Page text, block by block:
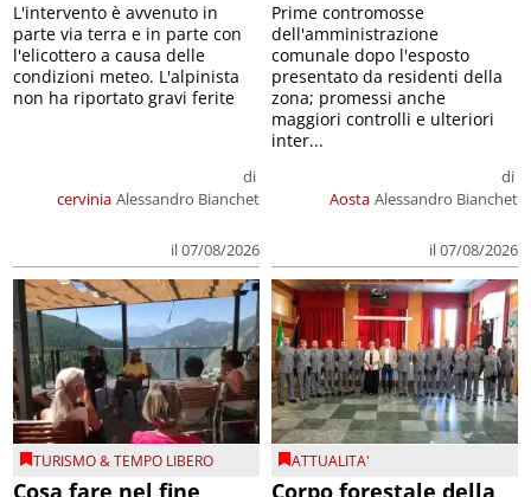
cervinia
di
Alessandro Bianchet
il 07/08/2026
L'intervento è avvenuto in
parte via terra e in parte con
l'elicottero a causa delle
condizioni meteo. L'alpinista
non ha riportato gravi ferite
Aosta
di
Alessandro Bianchet
il 07/08/2026
Prime contromosse
dell'amministrazione
comunale dopo l'esposto
presentato da residenti della
zona; promessi anche
maggiori controlli e ulteriori
inter...
TURISMO & TEMPO LIBERO
Cosa fare nel fine
ATTUALITA'
Corpo forestale della